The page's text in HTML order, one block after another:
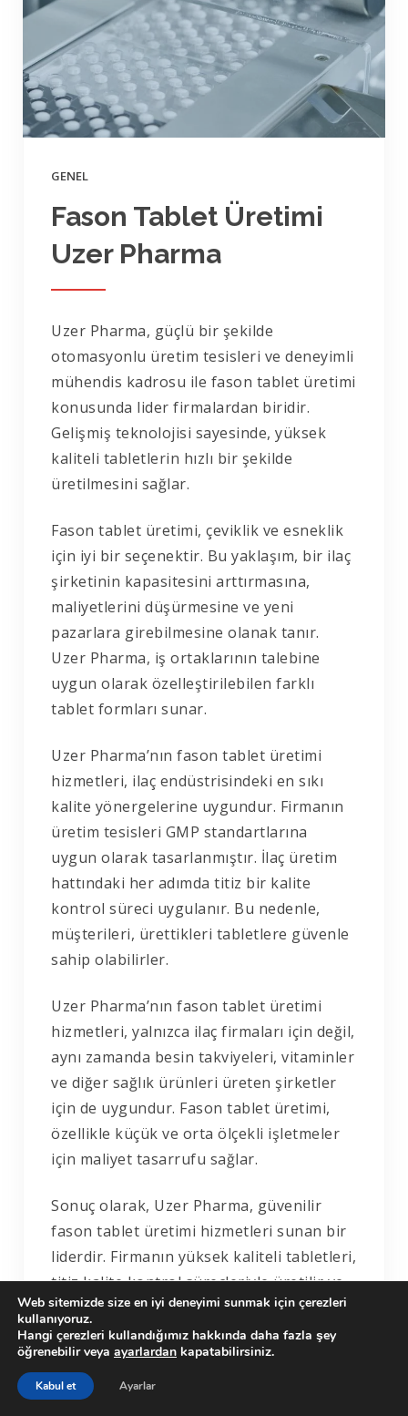
GENEL
Fason Tablet Üretimi
Uzer Pharma
Uzer Pharma, güçlü bir şekilde
otomasyonlu üretim tesisleri ve deneyimli
mühendis kadrosu ile fason tablet üretimi
konusunda lider firmalardan biridir.
Gelişmiş teknolojisi sayesinde, yüksek
kaliteli tabletlerin hızlı bir şekilde
üretilmesini sağlar.
Fason tablet üretimi, çeviklik ve esneklik
için iyi bir seçenektir. Bu yaklaşım, bir ilaç
şirketinin kapasitesini arttırmasına,
maliyetlerini düşürmesine ve yeni
pazarlara girebilmesine olanak tanır.
Uzer Pharma, iş ortaklarının talebine
uygun olarak özelleştirilebilen farklı
tablet formları sunar.
Uzer Pharma’nın fason tablet üretimi
hizmetleri, ilaç endüstrisindeki en sıkı
kalite yönergelerine uygundur. Firmanın
üretim tesisleri GMP standartlarına
uygun olarak tasarlanmıştır. İlaç üretim
hattındaki her adımda titiz bir kalite
kontrol süreci uygulanır. Bu nedenle,
müşterileri, ürettikleri tabletlere güvenle
sahip olabilirler.
Uzer Pharma’nın fason tablet üretimi
hizmetleri, yalnızca ilaç firmaları için değil,
aynı zamanda besin takviyeleri, vitaminler
ve diğer sağlık ürünleri üreten şirketler
için de uygundur. Fason tablet üretimi,
özellikle küçük ve orta ölçekli işletmeler
için maliyet tasarrufu sağlar.
Sonuç olarak, Uzer Pharma, güvenilir
fason tablet üretimi hizmetleri sunan bir
liderdir. Firmanın yüksek kaliteli tabletleri,
titiz kalite kontrol süreçleriyle üretilir ve
müşterilerin gereksinimlerine uygun
özelleştirilebilir. Fason tablet üretimi, ilaç
endüstrisindeki firmaların kapasitesini
arttırmasına, maliyetlerini düşürmesine
Web sitemizde size en iyi deneyimi sunmak için çerezleri
kullanıyoruz.
Hangi çerezleri kullandığımız hakkında daha fazla şey
öğrenebilir veya ayarlardan kapatabilirsiniz.
Kabul et Ayarlar